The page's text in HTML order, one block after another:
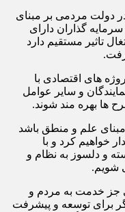
در دولت مردمی بر مبنای
گذاران دارای
تاثیر مستقیم دارد
های اقتصادی با
و سایر عوامل
ها بهره مند شوند.
مبنای علم و منطق باشد
خواهیم کرد و با
و دلسوز به نظام و
شویم.
جز خدمت به مردم و
برای توسعه و پیشرفت